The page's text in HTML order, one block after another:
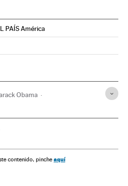
PAÍS América
en Twitter
Brasil en Instagram
País Brasil en Facebook
Obama
inteligência
nacional
contenido, pinche aquí